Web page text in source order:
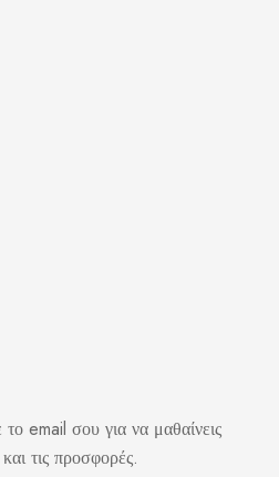
email σου για να μαθαίνεις
τις προσφορές.